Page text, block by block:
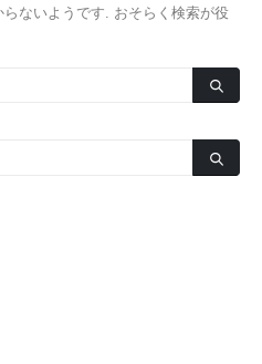
ないようです. おそらく検索が役